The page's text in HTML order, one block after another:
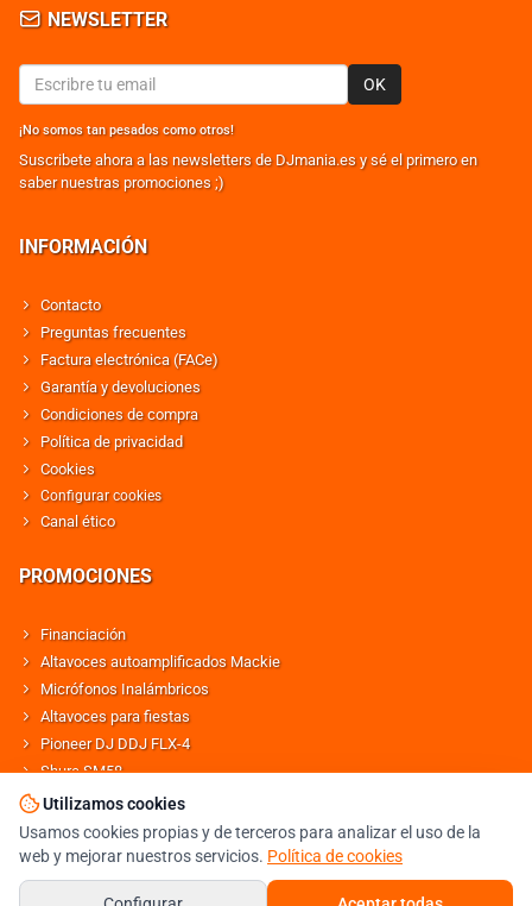
NEWSLETTER
OK
¡No somos tan pesados como otros!
Suscribete ahora a las newsletters de DJmania.es y sé el primero en
saber nuestras promociones ;)
INFORMACIÓN
Contacto
Preguntas frecuentes
Factura electrónica (FACe)
Garantía y devoluciones
Condiciones de compra
Política de privacidad
Cookies
Configurar cookies
Canal ético
PROMOCIONES
Financiación
Altavoces autoamplificados Mackie
Micrófonos Inalámbricos
Altavoces para fiestas
Pioneer DJ DDJ FLX-4
Shure SM58
Altavoces Behringer
TIENDA DJ ESPECIALISTA EN SONIDO E ILUMINACIÓN PROFESIONAL
Utilizamos cookies
Usamos cookies propias y de terceros para analizar el uso de la
web y mejorar nuestros servicios. Política de cookies